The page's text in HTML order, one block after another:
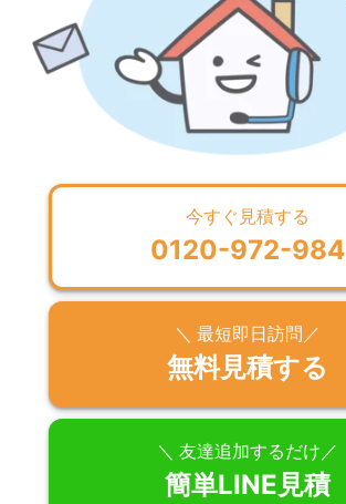
今すぐ見積する
0120-972-984
＼ 最短即日訪問／
無料見積する
＼ 友達追加するだけ／
簡単LINE見積